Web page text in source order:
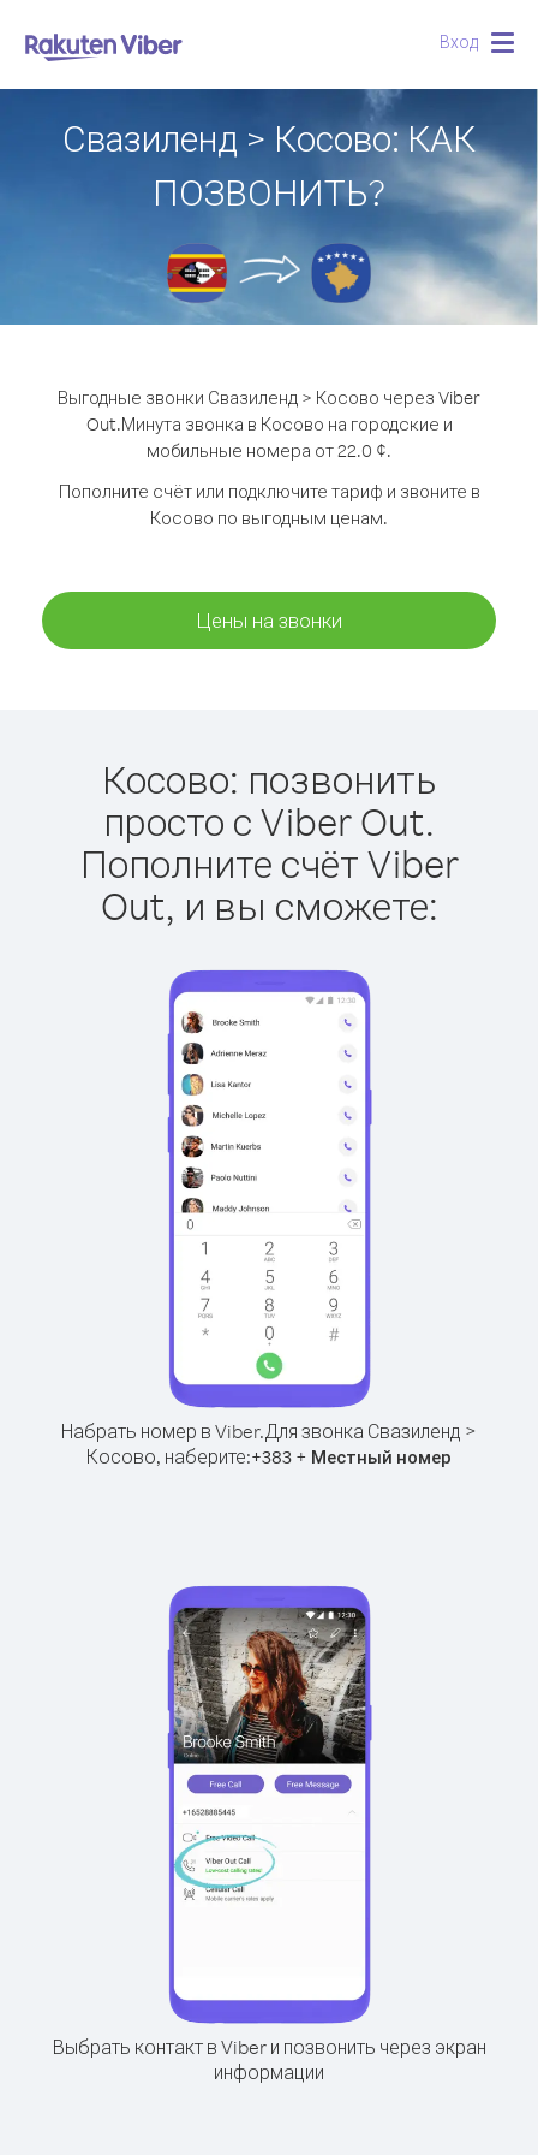
Вход
Свазиленд > Косово: КАК
ПОЗВОНИТЬ?
Выгодные звонки Свазиленд > Косово через Viber
Out.Минута звонка в Косово на городские и
мобильные номера от 22.0 ¢.
Пополните счёт или подключите тариф и звоните в
Косово по выгодным ценам.
Цены на звонки
Косово: позвонить
просто с Viber Out.
Пополните счёт Viber
Out, и вы сможете:
Набрать номер в Viber.Для звонка Свазиленд >
Косово, наберите:+383 + Местный номер
Выбрать контакт в Viber и позвонить через экран
информации